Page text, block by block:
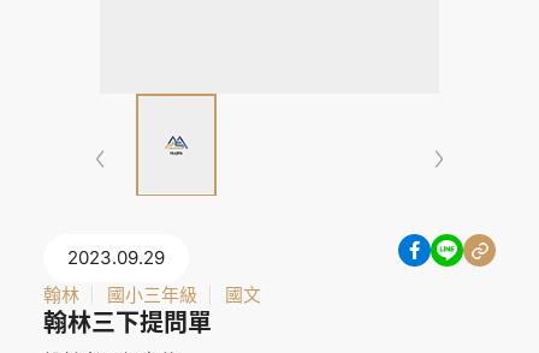
2023.09.29
翰林
國小三年級 國文
翰林三下提問單